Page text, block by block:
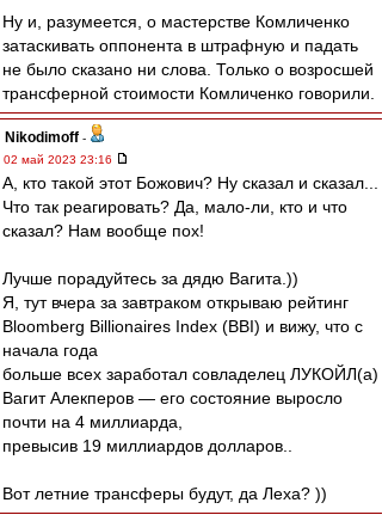
Ну и, разумеется, о мастерстве Комличенко
затаскивать оппонента в штрафную и падать
не было сказано ни слова. Только о возросшей
трансферной стоимости Комличенко говорили.
Nikodimoff -
02 май 2023 23:16
А, кто такой этот Божович? Ну сказал и сказал...
Что так реагировать? Да, мало-ли, кто и что
сказал? Нам вообще пох!
Лучше порадуйтесь за дядю Вагита.))
Я, тут вчера за завтраком открываю рейтинг
Bloomberg Billionaires Index (BBI) и вижу, что с
начала года
больше всех заработал совладелец ЛУКОЙЛ(а)
Вагит Алекперов — его состояние выросло
почти на 4 миллиарда,
превысив 19 миллиардов долларов..
Вот летние трансферы будут, да Леха? ))